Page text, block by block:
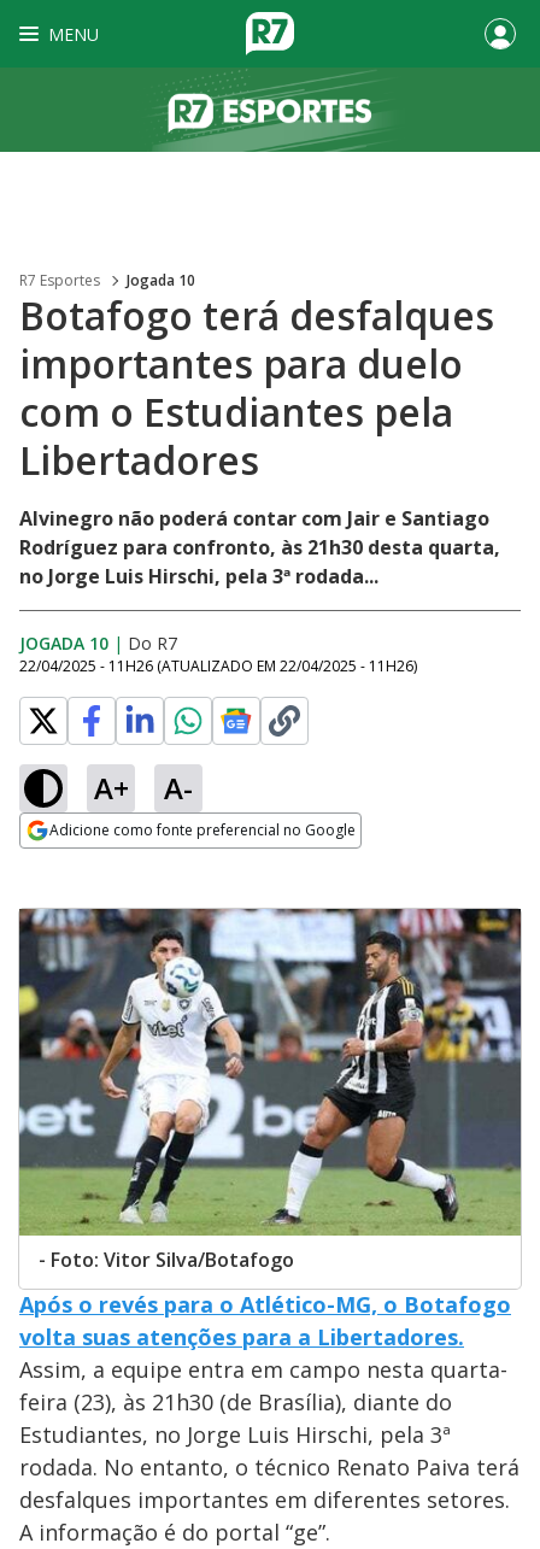
MENU
R7 Esportes Jogada 10
Botafogo terá desfalques
importantes para duelo
com o Estudiantes pela
Libertadores
Alvinegro não poderá contar com Jair e Santiago
Rodríguez para confronto, às 21h30 desta quarta,
no Jorge Luis Hirschi, pela 3ª rodada...
JOGADA 10 | Do R7
22/04/2025 - 11H26 (ATUALIZADO EM 22/04/2025 - 11H26)
A+ A-
Adicione como fonte preferencial no Google
- Foto: Vitor Silva/Botafogo
Após o revés para o Atlético-MG, o Botafogo
volta suas atenções para a Libertadores.
Assim, a equipe entra em campo nesta quarta-
feira (23), às 21h30 (de Brasília), diante do
Estudiantes, no Jorge Luis Hirschi, pela 3ª
rodada. No entanto, o técnico Renato Paiva terá
desfalques importantes em diferentes setores.
A informação é do portal “ge”.